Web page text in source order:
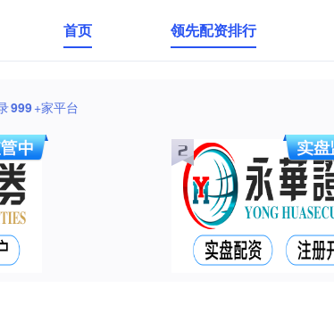
首页 领先配资排行
999+家平台